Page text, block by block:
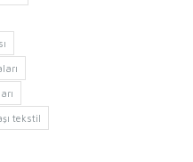
tekstil